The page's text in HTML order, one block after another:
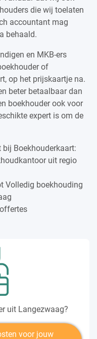
die wij toelaten
accountant mag
behaald.
en MKB-ers
of
op het prijskaartje na.
beter betaalbaar dan
boekhouder ook voor
expert is om de
bij Boekhouderkaart:
uit regio
Volledig boekhouding
uit Langezwaag?
voor jouw